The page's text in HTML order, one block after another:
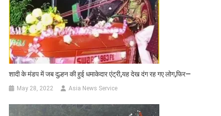
शादी के मंडप में जब दुल्हन की हुई धमाकेदार एंट्री,यह देख दंग रह गए लोग,फिर—
May 28, 2022 Asia News Service